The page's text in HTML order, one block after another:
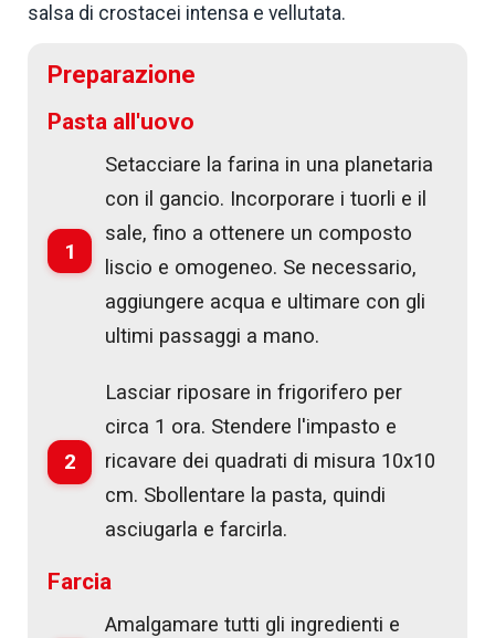
salsa di crostacei intensa e vellutata.
Preparazione
Pasta all'uovo
1
Setacciare la farina in una planetaria
con il gancio. Incorporare i tuorli e il
sale, fino a ottenere un composto
liscio e omogeneo. Se necessario,
aggiungere acqua e ultimare con gli
ultimi passaggi a mano.
2
Lasciar riposare in frigorifero per
circa 1 ora. Stendere l'impasto e
ricavare dei quadrati di misura 10x10
cm. Sbollentare la pasta, quindi
asciugarla e farcirla.
Farcia
Amalgamare tutti gli ingredienti e